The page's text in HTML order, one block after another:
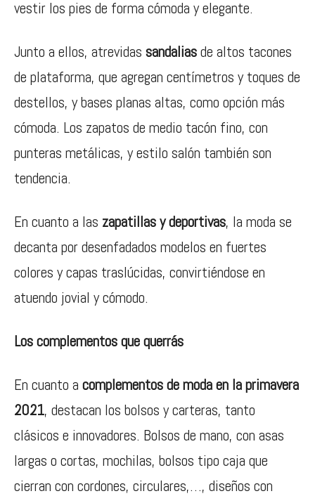
vestir los pies de forma cómoda y elegante.
Junto a ellos, atrevidas sandaliasde altos tacones
de plataforma, que agregan centímetros y toques de
destellos, y bases planas altas, como opción más
cómoda. Los zapatos de medio tacón fino, con
punteras metálicas, y estilo salón también son
tendencia.
En cuanto a las zapatillas y deportivas, la moda se
decanta por desenfadados modelos en fuertes
colores y capas traslúcidas, convirtiéndose en
atuendo jovial y cómodo.
Los complementosque querrás
En cuanto a complementos de moda en la primavera
2021, destacan los bolsos y carteras, tanto
clásicos e innovadores. Bolsos de mano, con asas
largas o cortas, mochilas, bolsos tipo caja que
cierran con cordones, circulares,…, diseños con